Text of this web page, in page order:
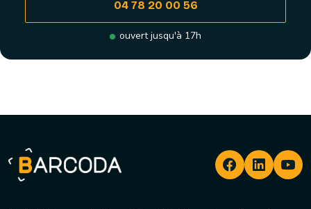
04 78 20 00 56
ouvert jusqu'à 17h